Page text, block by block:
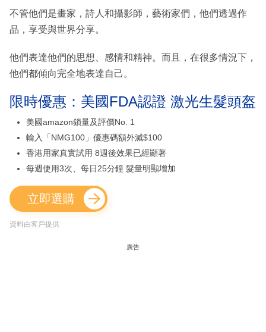
不管他們是畫家，詩人和攝影師，藝術家們，他們透過作
品，享受與世界分享。
他們表達他們的思想、感情和精神。而且，在很多情況下，
他們都傾向完全地表達自己。
限時優惠：美國FDA認證 激光生髮頭盔
美國amazon鎖量及評價No. 1
輸入「NMG100」優惠碼額外減$100
香港用家真實試用 8週後效果已經顯著
每週使用3次、每日25分鐘 髮量明顯增加
立即選購
資料由客戶提供
廣告